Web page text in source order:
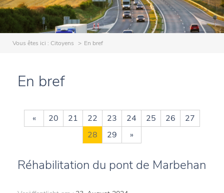
Vous êtes ici : Citoyens En bref
En bref
« 20 21 22 23 24 25 26
27
28
29 »
Réhabilitation du pont de Marbehan